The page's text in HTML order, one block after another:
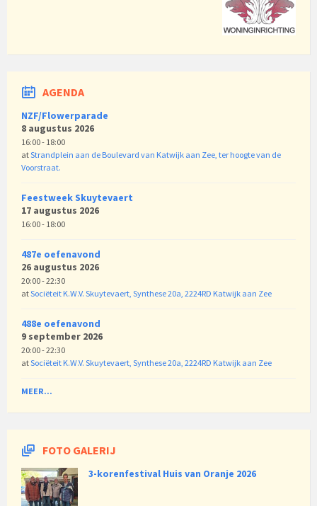
AGENDA
NZF/Flowerparade
8 augustus 2026
16:00 - 18:00
atStrandplein aan de Boulevard van Katwijk aan Zee, ter hoogte van de
Voorstraat.
Feestweek Skuytevaert
17 augustus 2026
16:00 - 18:00
487e oefenavond
26 augustus 2026
20:00 - 22:30
atSociëteit K.W.V. Skuytevaert, Synthese 20a, 2224RD Katwijk aan Zee
488e oefenavond
9 september 2026
20:00 - 22:30
atSociëteit K.W.V. Skuytevaert, Synthese 20a, 2224RD Katwijk aan Zee
MEER...
FOTO GALERIJ
3-korenfestival Huis van Oranje 2026